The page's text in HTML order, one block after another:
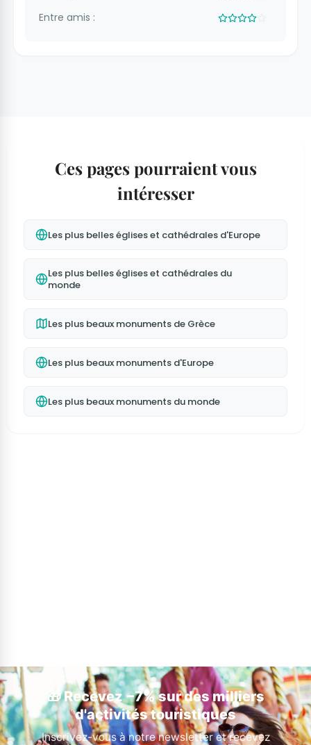
Entre amis :
Ces pages pourraient vous
intéresser
Les plus belles églises et cathédrales d'Europe
Les plus belles églises et cathédrales du
monde
Les plus beaux monuments de Grèce
Les plus beaux monuments d'Europe
Les plus beaux monuments du monde
🎁 Recevez −7% sur des milliers
d'activités touristiques
Inscrivez-vous à notre newsletter et recevez